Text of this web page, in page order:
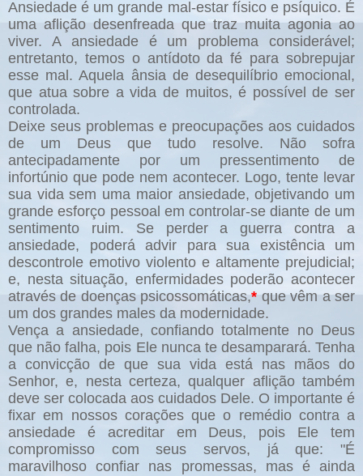
Ansiedade é um grande mal-estar físico e psíquico. É
uma aflição desenfreada que traz muita agonia ao
viver. A ansiedade é um problema considerável;
entretanto, temos o antídoto da fé para sobrepujar
esse mal. Aquela ânsia de desequilíbrio emocional,
que atua sobre a vida de muitos, é possível de ser
controlada.
Deixe seus problemas e preocupações aos cuidados
de um Deus que tudo resolve. Não sofra
antecipadamente por um pressentimento de
infortúnio que pode nem acontecer. Logo, tente levar
sua vida sem uma maior ansiedade, objetivando um
grande esforço pessoal em controlar-se diante de um
sentimento ruim. Se perder a guerra contra a
ansiedade, poderá advir para sua existência um
descontrole emotivo violento e altamente prejudicial;
e, nesta situação, enfermidades poderão acontecer
através de doenças psicossomáticas,*que vêm a ser
um dos grandes males da modernidade.
Vença a ansiedade, confiando totalmente no Deus
que não falha, pois Ele nunca te desamparará. Tenha
a convicção de que sua vida está nas mãos do
Senhor, e, nesta certeza, qualquer aflição também
deve ser colocada aos cuidados Dele. O importante é
fixar em nossos corações que o remédio contra a
ansiedade é acreditar em Deus, pois Ele tem
compromisso com seus servos, já que: "É
maravilhoso confiar nas promessas, mas é ainda